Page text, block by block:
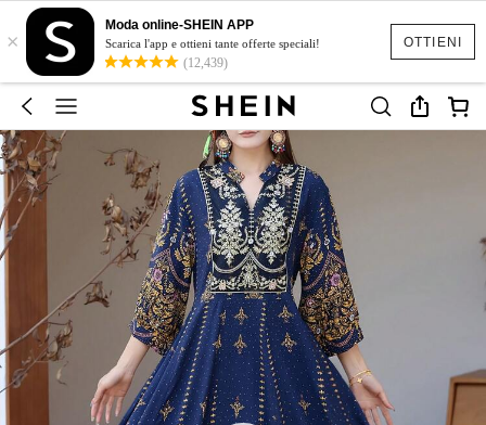
OTTIENI
×
Moda online-SHEIN APP
Scarica l'app e ottieni tante offerte speciali!
(12,439)